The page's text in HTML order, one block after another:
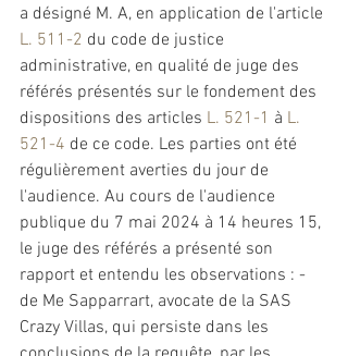
a désigné M. A, en application de l'article
L. 511-2 du code de justice
administrative, en qualité de juge des
référés présentés sur le fondement des
dispositions des articles L. 521-1 à L.
521-4 de ce code. Les parties ont été
régulièrement averties du jour de
l'audience. Au cours de l'audience
publique du 7 mai 2024 à 14 heures 15,
le juge des référés a présenté son
rapport et entendu les observations : -
de Me Sapparrart, avocate de la SAS
Crazy Villas, qui persiste dans les